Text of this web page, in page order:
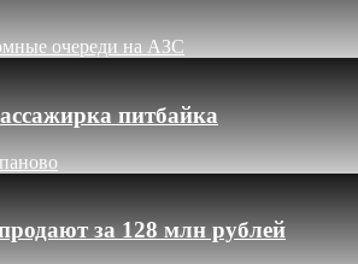
очереди на АЗС
питбайка
за 128 млн рублей